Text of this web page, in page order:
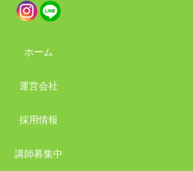
ホーム
運営会社
採用情報
講師募集中